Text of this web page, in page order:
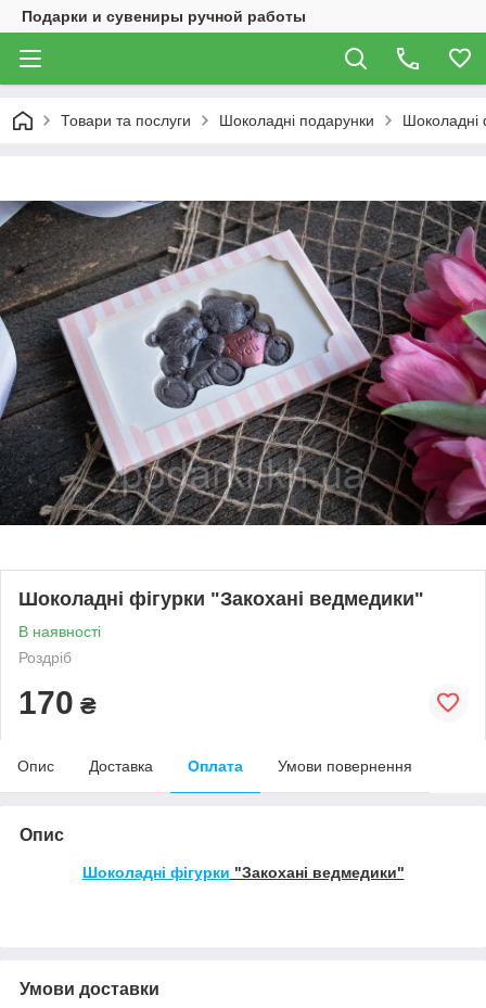
Подарки и сувениры ручной работы
Товари та послуги Шоколадні подарунки Шоколадні
Шоколадні фігурки "Закохані ведмедики"
В наявності
Роздріб
170 ₴
Опис Доставка Оплата Умови повернення
Опис
Шоколадні фігурки "Закохані ведмедики"
Умови доставки